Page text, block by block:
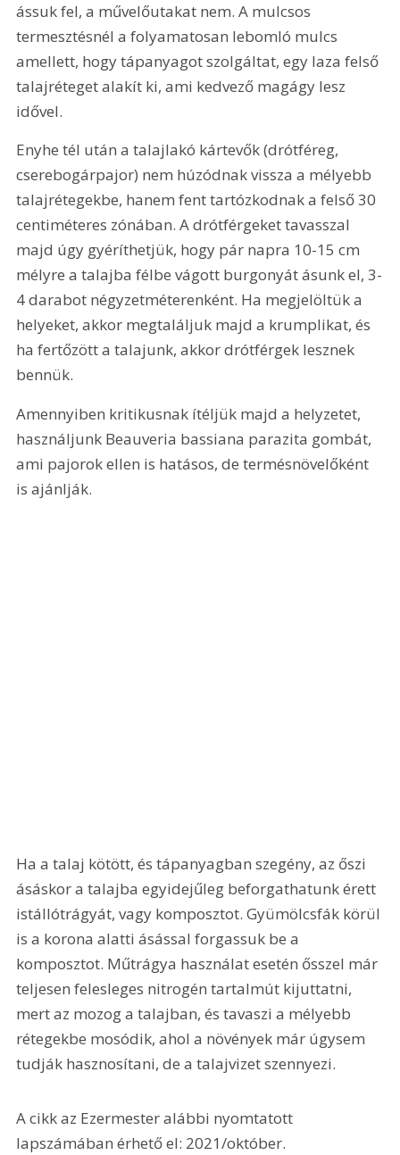
ássuk fel, a művelőutakat nem. A mulcsos
termesztésnél a folyamatosan lebomló mulcs
amellett, hogy tápanyagot szolgáltat, egy laza felső
talajréteget alakít ki, ami kedvező magágy lesz
idővel.
Enyhe tél után a talajlakó kártevők (drótféreg,
cserebogárpajor) nem húzódnak vissza a mélyebb
talajrétegekbe, hanem fent tartózkodnak a felső 30
centiméteres zónában. A drótférgeket tavasszal
majd úgy gyéríthetjük, hogy pár napra 10-15 cm
mélyre a talajba félbe vágott burgonyát ásunk el, 3-
4 darabot négyzetméterenként. Ha megjelöltük a
helyeket, akkor megtaláljuk majd a krumplikat, és
ha fertőzött a talajunk, akkor drótférgek lesznek
bennük.
Amennyiben kritikusnak ítéljük majd a helyzetet,
használjunk Beauveria bassiana parazita gombát,
ami pajorok ellen is hatásos, de termésnövelőként
is ajánlják.
Ha a talaj kötött, és tápanyagban szegény, az őszi
ásáskor a talajba egyidejűleg beforgathatunk érett
istállótrágyát, vagy komposztot. Gyümölcsfák körül
is a korona alatti ásással forgassuk be a
komposztot. Műtrágya használat esetén ősszel már
teljesen felesleges nitrogén tartalmút kijuttatni,
mert az mozog a talajban, és tavaszi a mélyebb
rétegekbe mosódik, ahol a növények már úgysem
tudják hasznosítani, de a talajvizet szennyezi.
A cikk az Ezermester alábbi nyomtatott
lapszámában érhető el: 2021/október.